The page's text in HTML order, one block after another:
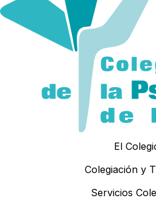
El
Colegiación y
Servicios